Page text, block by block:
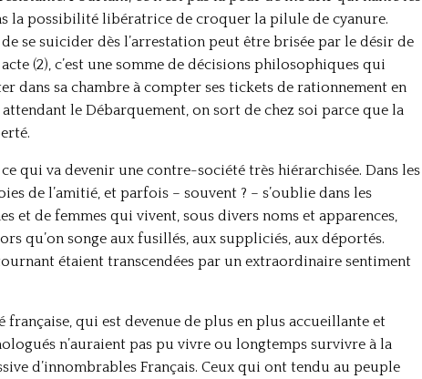
la possibilité libératrice de croquer la pilule de cyanure.
se suicider dès l’arrestation peut être brisée par le désir de
(2), c’est une somme de décisions philosophiques qui
dans sa chambre à compter ses tickets de rationnement en
le Débarquement, on sort de chez soi parce que la
qui va devenir une contre-société très hiérarchisée. Dans les
de l’amitié, et parfois – souvent ? – s’oublie dans les
et de femmes qui vivent, sous divers noms et apparences,
qu’on songe aux fusillés, aux suppliciés, aux déportés.
étaient transcendées par un extraordinaire sentiment
française, qui est devenue de plus en plus accueillante et
n’auraient pas pu vivre ou longtemps survivre à la
d’innombrables Français. Ceux qui ont tendu au peuple